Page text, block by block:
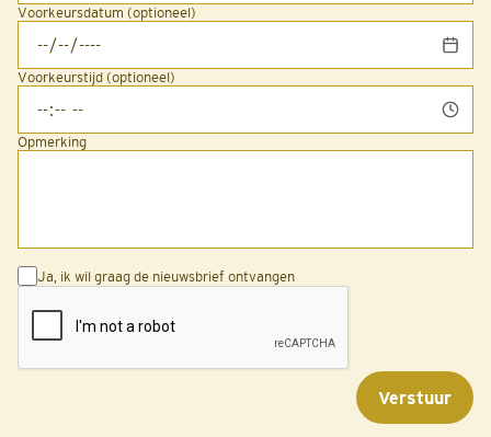
Voorkeursdatum (optioneel)
Voorkeurstijd (optioneel)
Opmerking
Ja, ik wil graag de nieuwsbrief ontvangen